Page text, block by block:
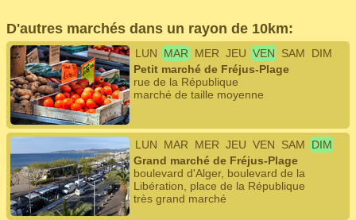
D'autres marchés dans un rayon de 10km:
LUN MAR MER JEU VEN SAM
DIM
Petit marché de Fréjus-Plage
rue de la République
marché de taille moyenne
LUN MAR MER JEU VEN SAM
DIM
Grand marché de Fréjus-Plage
boulevard d'Alger, boulevard de la
Libération, place de la République
très grand marché